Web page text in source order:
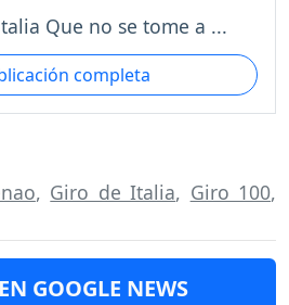
Que no se tome a ...
completa
, Giro de Italia, Giro 100,
GOOGLE NEWS